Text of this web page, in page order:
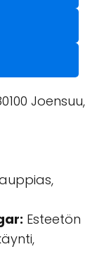
Joensuu,
Esteetön